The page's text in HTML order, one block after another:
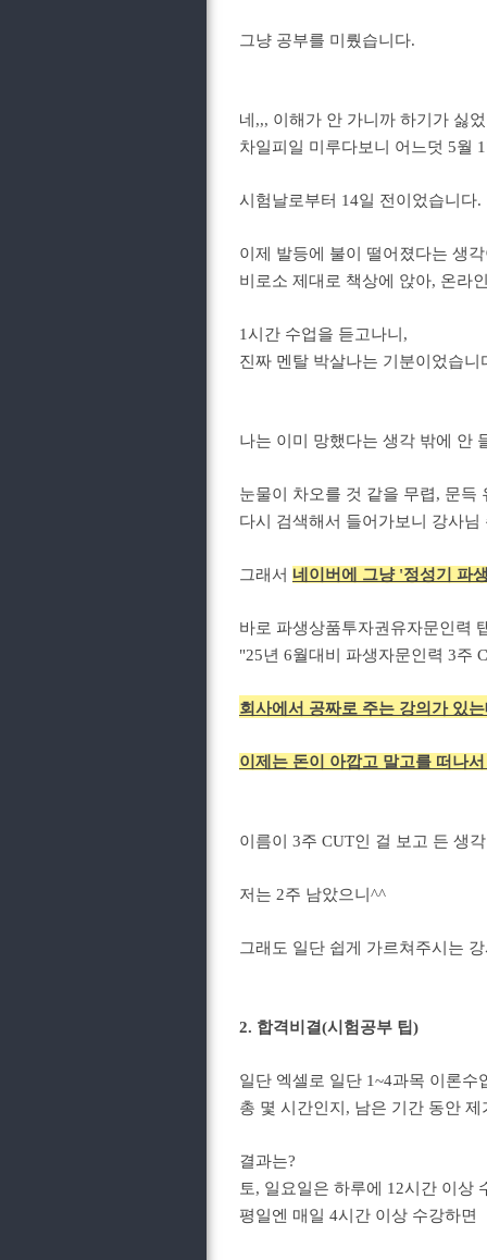
그냥 공부를 미뤘습니다.
네,,, 이해가 안 가니까 하기가 싫
차일피일 미루다보니 어느덧 5월
시험날로부터 14일 전이었습니다.
이제 발등에 불이 떨어졌다는 생
비로소 제대로 책상에 앉아, 온라
1시간 수업을 듣고나니,
진짜 멘탈 박살나는 기분이었습니
나는 이미 망했다는 생각 밖에 안
눈물이 차오를 것 같을 무렵, 문득
다시 검색해서 들어가보니 강사
그래서 네이버에 그냥 '정성기 파
바로 파생상품투자권유자문인력
"25년 6월대비 파생자문인력 3주
회사에서 공짜로 주는 강의가 있
이제는 돈이 아깝고 말고를 떠나
이름이 3주 CUT인 걸 보고 든 생
저는 2주 남았으니^^
그래도 일단 쉽게 가르쳐주시는
2. 합격비결(시험공부 팁)
일단 엑셀로 일단 1~4과목 이론
총 몇 시간인지, 남은 기간 동안
결과는?
토, 일요일은 하루에 12시간 이상
평일엔 매일 4시간 이상 수강하면